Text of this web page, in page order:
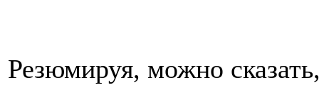
Резюмируя, можно